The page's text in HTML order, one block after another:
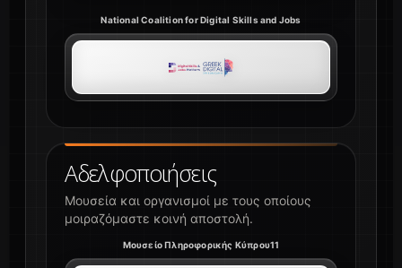
Αδελφοποιήσεις
Μουσεία και οργανισμοί με τους οποίους
μοιραζόμαστε κοινή αποστολή.
Μουσείο Πληροφορικής Κύπρου11
National Coalition for Digital Skills and Jobs